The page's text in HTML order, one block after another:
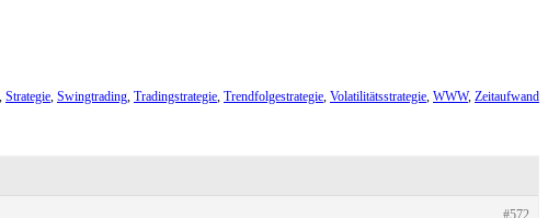
, Strategie, Swingtrading, Tradingstrategie, Trendfolgestrategie, Volatilitätsstrategie, WWW, Zeitaufwand
#572